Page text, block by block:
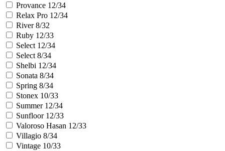
Provance 12/34
Relax Pro 12/34
River 8/32
Ruby 12/33
Select 12/34
Select 8/34
Shelbi 12/34
Sonata 8/34
Spring 8/34
Stonex 10/33
Summer 12/34
Sunfloor 12/33
Valoroso Hasan 12/33
Villagio 8/34
Vintage 10/33